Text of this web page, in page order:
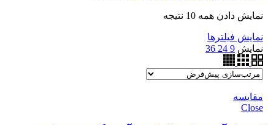
نمایش دادن همه 10 نتیجه
نمایش فیلترها
نمایش 9
24
36
مقایسه
Close